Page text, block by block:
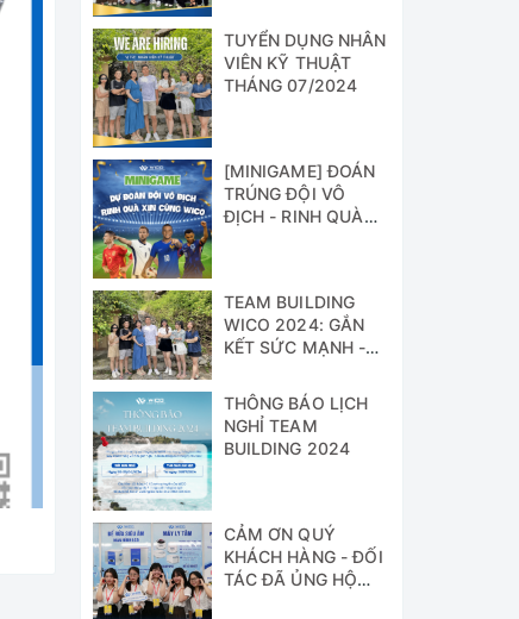
TUYỂN DỤNG NHÂN
VIÊN KỸ THUẬT
THÁNG 07/2024
[MINIGAME] ĐOÁN
TRÚNG ĐỘI VÔ
ĐỊCH - RINH QUÀ
TEAM BUILDING
WICO 2024: GẮN
KẾT SỨC MẠNH -
THÀNH CÔNG
THÔNG BÁO LỊCH
NGHỈ TEAM
BUILDING 2024
CẢM ƠN QUÝ
KHÁCH HÀNG - ĐỐI
TÁC ĐÃ ỦNG HỘ